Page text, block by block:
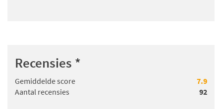
Recensies *
Gemiddelde score
7.9
Aantal recensies
92